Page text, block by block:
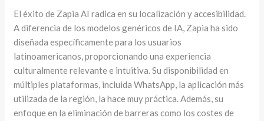
El éxito de Zapia AI radica en su localización y accesibilidad.
A diferencia de los modelos genéricos de IA, Zapia ha sido
diseñada específicamente para los usuarios
latinoamericanos, proporcionando una experiencia
culturalmente relevante e intuitiva. Su disponibilidad en
múltiples plataformas, incluida WhatsApp, la aplicación más
utilizada de la región, la hace muy práctica. Además, su
enfoque en la eliminación de barreras como los costes de